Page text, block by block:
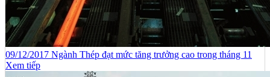
09/12/2017 Ngành Thép đạt mức tăng trưởng cao trong tháng 11
Xem tiếp